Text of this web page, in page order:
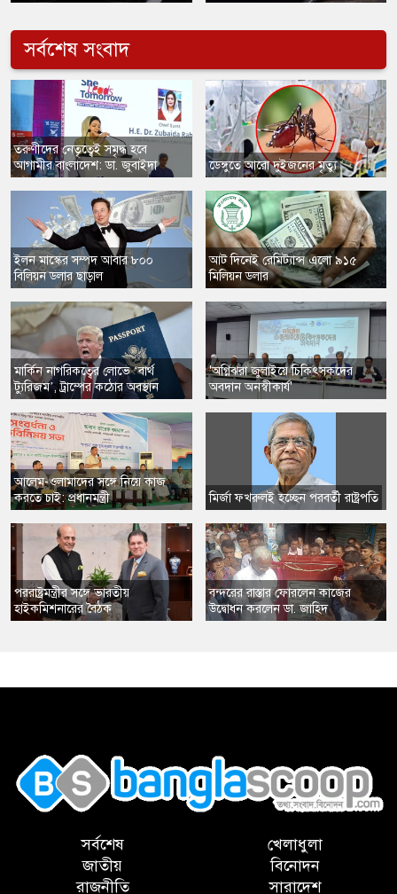
সর্বশেষ সংবাদ
​তরুণীদের নেতৃত্বেই সমৃদ্ধ হবে
আগামীর বাংলাদেশ: ডা. জুবাইদা
​ইলন মাস্কের সম্পদ আবার ৮০০
বিলিয়ন ডলার ছাড়াল
​মার্কিন নাগরিকত্বের লোভে ‘বার্থ
ট্যুরিজম’, ট্রাম্পের কঠোর অবস্থান
​আলেম-ওলামাদের সঙ্গে নিয়ে কাজ
করতে চাই: প্রধানমন্ত্রী
​পররাষ্ট্রমন্ত্রীর সঙ্গে ভারতীয়
হাইকমিশনারের বৈঠক
​ডেঙ্গুতে আরো দুইজনের মৃত্যু
​আট দিনেই রেমিট্যান্স এলো ৯১৫
মিলিয়ন ডলার
'অগ্নিঝরা জুলাইয়ে চিকিৎসকদের
অবদান অনস্বীকার্য'
​মির্জা ফখরুলই হচ্ছেন পরবর্তী রাষ্ট্রপতি
​বন্দরের রাস্তার ফোরলেন কাজের
উদ্বোধন করলেন ডা. জাহিদ
সর্বশেষ
জাতীয়
রাজনীতি
খেলাধুলা
বিনোদন
সারাদেশ